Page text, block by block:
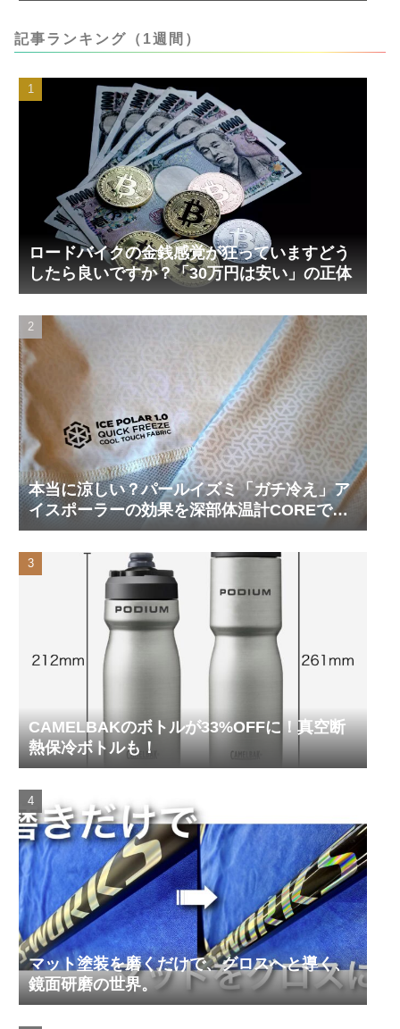
記事ランキング（1週間）
ロードバイクの金銭感覚が狂っていますどう
したら良いですか？「30万円は安い」の正体
本当に涼しい？パールイズミ「ガチ冷え」ア
イスポーラーの効果を深部体温計COREで測
ってみた
CAMELBAKのボトルが33%OFFに！真空断
熱保冷ボトルも！
マット塗装を磨くだけで、グロスへと導く、
鏡面研磨の世界。